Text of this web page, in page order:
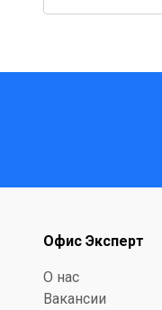
Офис Эксперт
О нас
Вакансии